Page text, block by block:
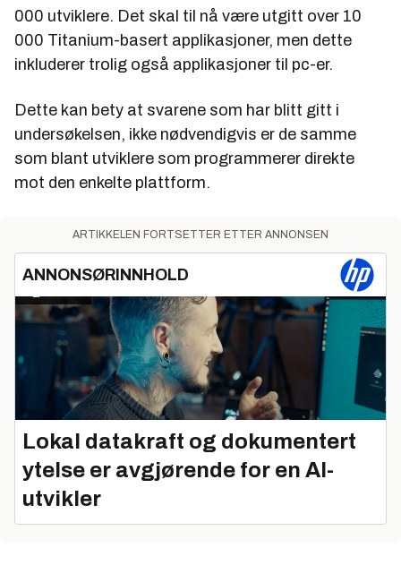
000 utviklere. Det skal til nå være utgitt over 10
000 Titanium-basert applikasjoner, men dette
inkluderer trolig også applikasjoner til pc-er.
Dette kan bety at svarene som har blitt gitt i
undersøkelsen, ikke nødvendigvis er de samme
som blant utviklere som programmerer direkte
mot den enkelte plattform.
ARTIKKELEN FORTSETTER ETTER ANNONSEN
ANNONSØRINNHOLD
Lokal datakraft og dokumentert
ytelse er avgjørende for en AI-
utvikler